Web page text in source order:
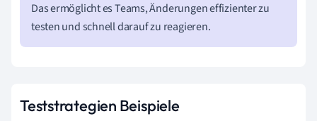
Das ermöglicht es Teams, Änderungen effizienter zu
testen und schnell darauf zu reagieren.
Teststrategien Beispiele